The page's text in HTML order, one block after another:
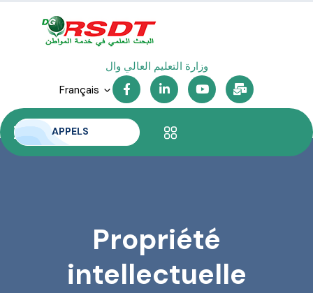
وزارة التعليم العالي والبحث
Français
APPELS
Propriété
intellectuelle